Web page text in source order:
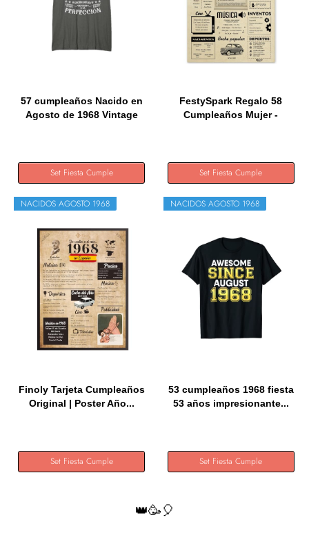
57 cumpleaños Nacido en
Agosto de 1968 Vintage
Set Fiesta Cumple
FestySpark Regalo 58
Cumpleaños Mujer -
Set Fiesta Cumple
NACIDOS AGOSTO 1968
Finoly Tarjeta Cumpleaños
Original | Poster Año...
Set Fiesta Cumple
NACIDOS AGOSTO 1968
53 cumpleaños 1968 fiesta
53 años impresionante...
Set Fiesta Cumple
👑🥳🎈